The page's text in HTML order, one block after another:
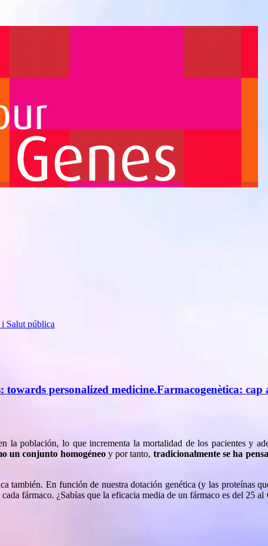
Salut pública
towards personalized medicine.Farmacogenètica: cap
la población, lo que incrementa la mortalidad de los pacientes y
un conjunto homogéneo y por tanto, tradicionalmente se ha
también. En función de nuestra dotación genética (y las proteínas
cada fármaco. ¿Sabías que la eficacia media de un fármaco es del 25